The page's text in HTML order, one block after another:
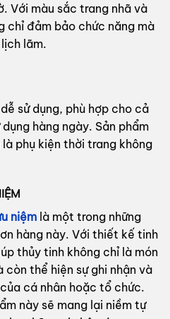
Với màu sắc trang nhã và
chỉ đảm bảo chức năng mà
lãm.
sử dụng, phù hợp cho cả
hàng ngày. Sản phẩm
phụ kiện thời trang không
niệm là một trong những
hàng này. Với thiết kế tinh
thủy tinh không chỉ là món
thể hiện sự ghi nhận và
cá nhân hoặc tổ chức.
này sẽ mang lại niềm tự